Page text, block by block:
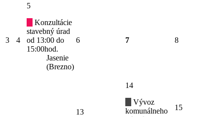
3 4
5
Konzultácie
stavebný úrad
od 13:00 do
15:00hod.
Jasenie
(Brezno)
6 7 8
13
14
Vývoz
komunálneho
15